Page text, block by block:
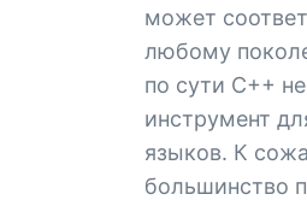
может
любому
по сути С++
инструмент
языков. К
большинство